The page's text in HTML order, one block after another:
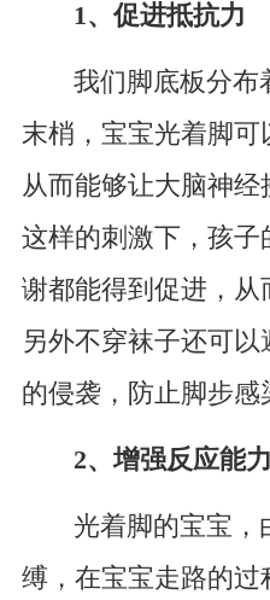
1、促进抵抗力
我们脚底板分布
末梢，宝宝光着脚可
从而能够让大脑神
这样的刺激下，孩
谢都能得到促进，从
另外不穿袜子还可
的侵袭，防止脚步感
2、增强反应能力
光着脚的宝宝，
缚，在宝宝走路的